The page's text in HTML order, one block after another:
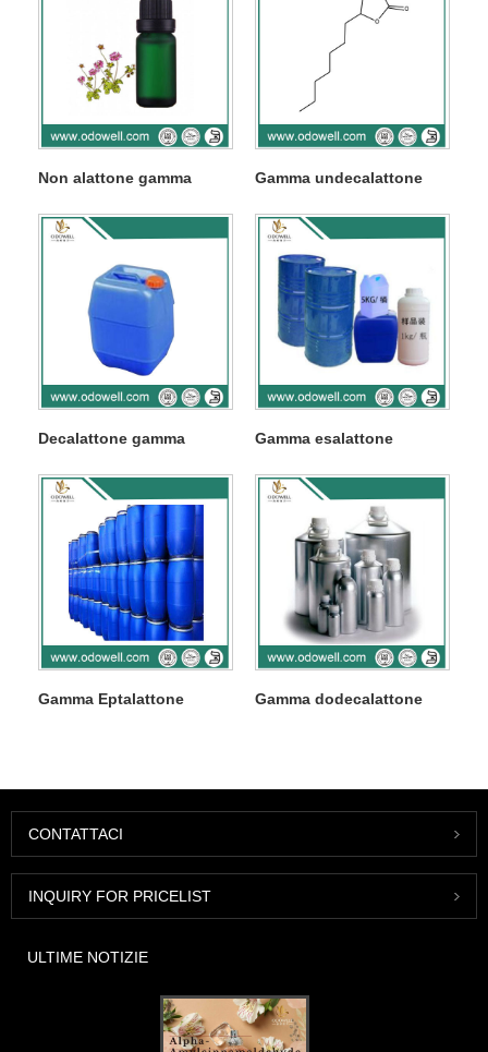
Non alattone gamma Gamma undecalattone
Decalattone gamma Gamma esalattone
Gamma Eptalattone Gamma dodecalattone
CONTATTACI
INQUIRY FOR PRICELIST
ULTIME NOTIZIE